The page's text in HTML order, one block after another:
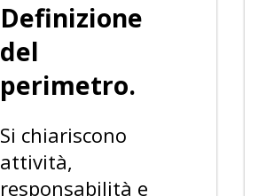
Definizione
del
perimetro.
Si chiariscono
attività,
responsabilità e